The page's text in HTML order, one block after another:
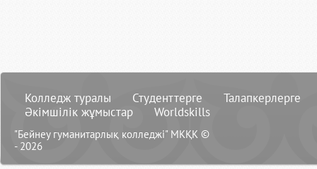
Колледж туралы Студенттерге
Талапкерлерге
Әкімшілік жұмыстар
Worldskills
"Бейнеу гуманитарлық колледжі" МКҚК ©
- 2026